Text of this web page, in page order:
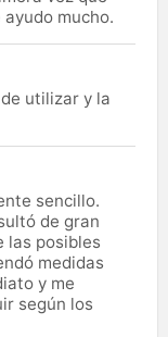
mucho.
utilizar y la
sencillo.
de gran
las posibles
medidas
y me
según los